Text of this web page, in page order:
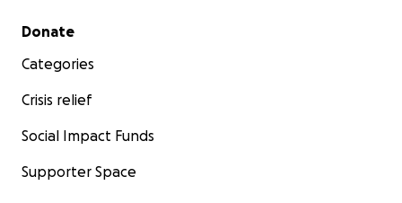
Secondary menu
Donate
Categories
Crisis relief
Social Impact Funds
Supporter Space